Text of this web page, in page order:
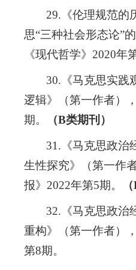
29.《伦理规范
思“三种社会形态论”
《现代哲学》2020年
30.《马克思实践
逻辑》（第一作者）
期。
（B类期刊）
31.《马克思政治
生性探究》（第一作
报》2022年第5期。
32.《马克思政治
重构》（第一作者）
第8期。